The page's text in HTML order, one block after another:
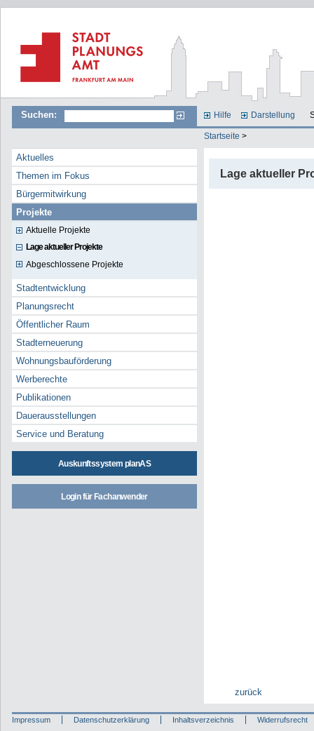
Suchen: Hilfe Darstellung
Startseite >
Aktuelles
Themen im Fokus
Bürgermitwirkung
Projekte
Aktuelle Projekte
Lage aktueller Projekte
Abgeschlossene Projekte
Stadtentwicklung
Planungsrecht
Öffentlicher Raum
Stadterneuerung
Wohnungsbauförderung
Werberechte
Publikationen
Dauerausstellungen
Service und Beratung
Auskunftssystem planAS
Login für Fachanwender
Lage aktueller
zurück
Impressum Datenschutzerklärung Inhaltsverzeichnis Widerrufsrecht